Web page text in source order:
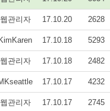
웹관리자 17.10.20 2628
KimKaren 17.10.18 5293
웹관리자 17.10.18 2482
17.10.17 4232
웹관리자 17.10.17 2745